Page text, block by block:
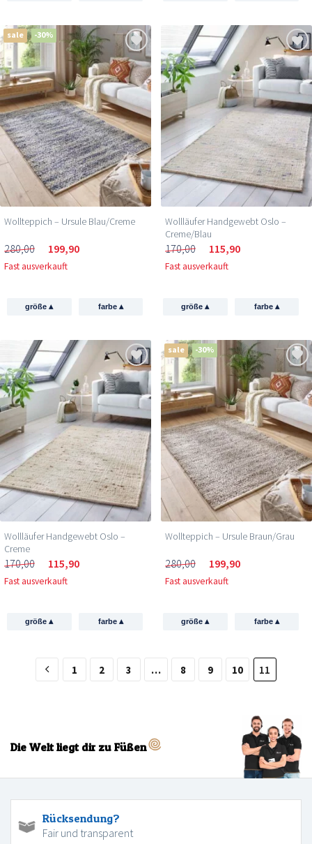
sale -30%
Wollteppich – Ursule Blau/Creme
280,00 199,90
Fast ausverkauft
größe▴ farbe ▴
Wollläufer Handgewebt Oslo –
Creme/Blau
170,00 115,90
Fast ausverkauft
größe▴ farbe ▴
Wollläufer Handgewebt Oslo –
Creme
170,00 115,90
Fast ausverkauft
größe▴ farbe ▴
sale -30%
Wollteppich – Ursule Braun/Grau
280,00 199,90
Fast ausverkauft
größe▴ farbe ▴
1 2 3 … 8 9 10 11
Die Welt liegt dir zu Füßen
Rücksendung?
Fair und transparent